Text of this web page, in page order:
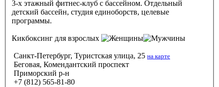
3-х этажный фитнес-клуб с бассейном. Отдельный
детский бассейн, студия единоборств, целевые
программы.
Кикбоксинг для взрослых
Санкт-Петербург, Туристская улица, 25 на карте
Беговая, Комендантский проспект
Приморский р-н
+7 (812) 565-81-80